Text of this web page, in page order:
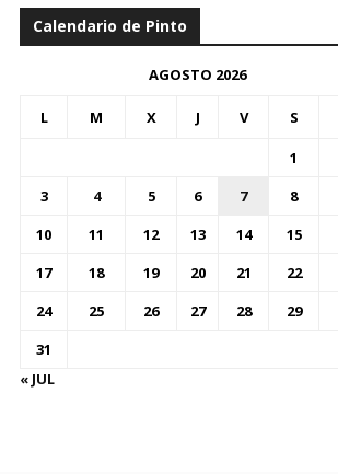
Calendario de Pinto
AGOSTO 2026
L M X J V S
1
3
4 5 6 7 8
10
11 12 13 14 15
17
18 19 20 21 22
24
25 26 27 28 29
31
« JUL